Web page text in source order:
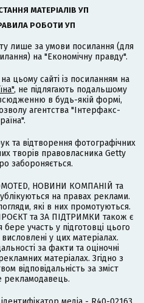
МАТЕРІАЛІВ УП
РОБОТИ УП
лише за умови посилання (для
на "Економічну правду".
цьому сайті із посиланням на
, не підлягають подальшому
в будь-якій формі,
агентства "Інтерфакс-
та відтворення фотографічних
творів правовласника Getty
забороняється.
НОВИНИ КОМПАНІЙ та
на правах реклами.
які в них промотуються.
та ЗА ПІДТРИМКИ також є
участь у підготовці цього
у цих матеріалах.
за факти та оціночні
матеріалах. Згідно з
відповідальність за зміст
рекламодавець.